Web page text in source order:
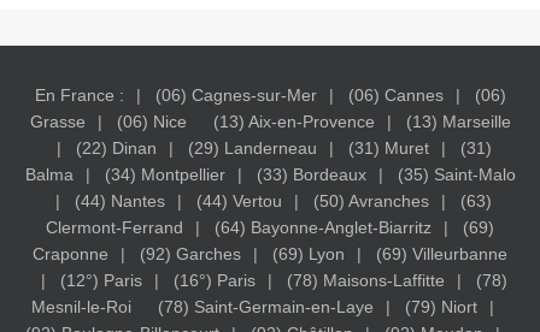
En France : (06) Cagnes-sur-Mer (06) Cannes
(06)
Grasse
(06) Nice (13) Aix-en-Provence
(13) Marseille
(22) Dinan
(29) Landerneau (31) Muret
(31)
Balma
(34) Montpellier (33) Bordeaux
(35) Saint-Malo
(44) Nantes
(44) Vertou (50) Avranches
(63)
Clermont-Ferrand
(64) Bayonne-Anglet-Biarritz
(69)
Craponne
(92) Garches (69) Lyon
(69) Villeurbanne
(12°) Paris
(16°) Paris (78) Maisons-Laffitte
(78)
Mesnil-le-Roi
(78) Saint-Germain-en-Laye
(79) Niort